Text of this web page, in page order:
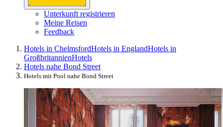
Unterkunft registrieren
Meine Reisen
Feedback
Hotels in ChelmsfordHotels in EnglandHotels in
GroßbritannienHotels
Hotels nahe Bond Street
Hotels mit Pool nahe Bond Street